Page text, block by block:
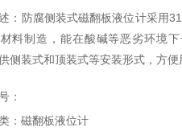
：防腐侧装式磁翻板液位计采用
料制造，能在酸碱等恶劣环境
侧装式和顶装式等安装形式，方便
：
：磁翻板液位计